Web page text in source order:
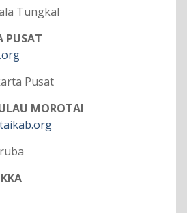
Tungkal
PUSAT
Pusat
MOROTAI